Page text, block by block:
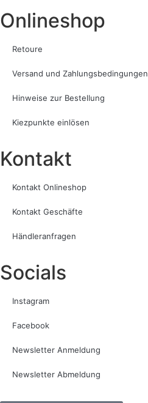
Onlineshop
Retoure
Versand und Zahlungsbedingungen
Hinweise zur Bestellung
Kiezpunkte einlösen
Kontakt​
Kontakt Onlineshop
Kontakt Geschäfte
Händleranfragen
Socials
Instagram
Facebook
Newsletter Anmeldung
Newsletter Abmeldung